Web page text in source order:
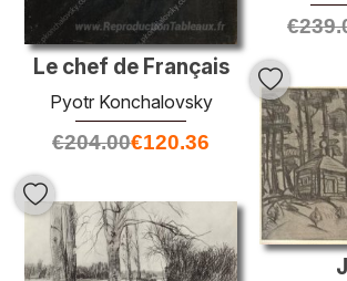
€
Le chef de Français
Pyotr Konchalovsky
€204.00€120.36